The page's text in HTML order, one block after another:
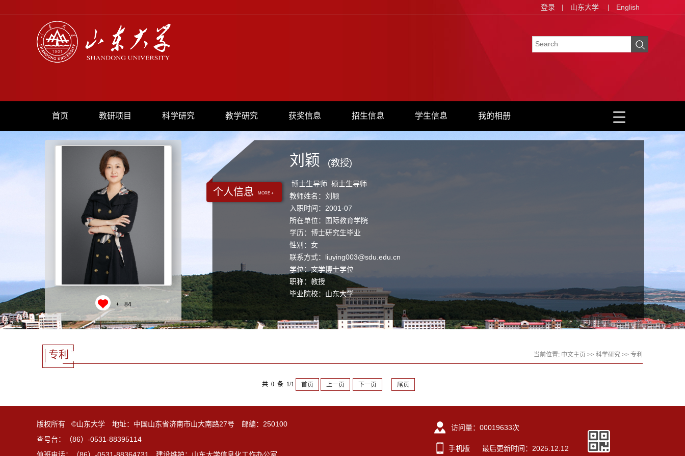
登录 | 山东大学 | English
首页 教研项目 科学研究 教学研究 获奖信息 招生信息 学生信息 我的相册
+ 84
个人信息 MORE +
刘颖 (教授)
博士生导师 硕士生导师
教师姓名：刘颖
入职时间：2001-07
所在单位：国际教育学院
学历：博士研究生毕业
性别：女
联系方式： liuying003@sdu.edu.cn
学位：文学博士学位
职称：教授
毕业院校：山东大学
专利 当前位置: 中文主页 >> 科学研究 >> 专利
共 0 条 1/1 首页 上一页 下一页 尾页
版权所有 ©山东大学 地址：中国山东省济南市山大南路27号 邮编：250100
查号台：（86）-0531-88395114
访问量： 00019633次
手机版 最后更新时间： 2025 12 12